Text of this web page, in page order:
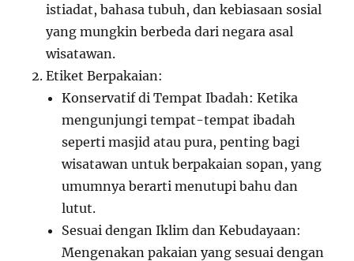
istiadat, bahasa tubuh, dan kebiasaan sosial
yang mungkin berbeda dari negara asal
wisatawan.
Etiket Berpakaian:
Konservatif di Tempat Ibadah: Ketika
mengunjungi tempat-tempat ibadah
seperti masjid atau pura, penting bagi
wisatawan untuk berpakaian sopan, yang
umumnya berarti menutupi bahu dan
lutut.
Sesuai dengan Iklim dan Kebudayaan:
Mengenakan pakaian yang sesuai dengan